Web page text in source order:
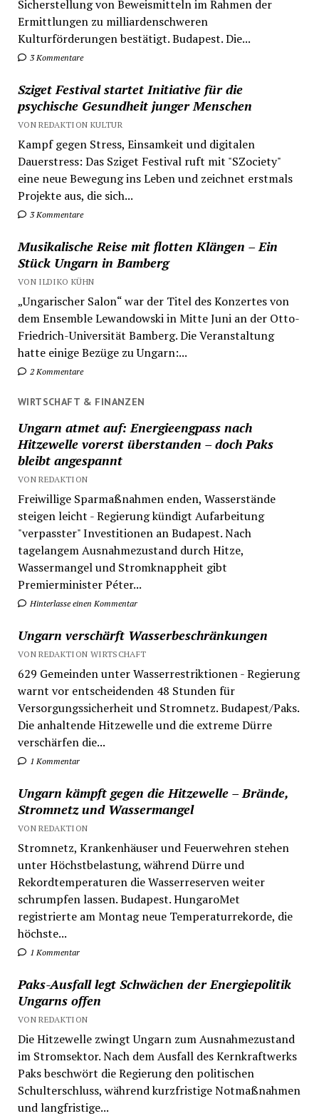
Sicherstellung von Beweismitteln im Rahmen der
Ermittlungen zu milliardenschweren
Kulturförderungen bestätigt. Budapest. Die...
3 Kommentare
Sziget Festival startet Initiative für die
psychische Gesundheit junger Menschen
VON REDAKTION KULTUR
Kampf gegen Stress, Einsamkeit und digitalen
Dauerstress: Das Sziget Festival ruft mit "SZociety"
eine neue Bewegung ins Leben und zeichnet erstmals
Projekte aus, die sich...
3 Kommentare
Musikalische Reise mit flotten Klängen – Ein
Stück Ungarn in Bamberg
VON ILDIKO KÜHN
„Ungarischer Salon“ war der Titel des Konzertes von
dem Ensemble Lewandowski in Mitte Juni an der Otto-
Friedrich-Universität Bamberg. Die Veranstaltung
hatte einige Bezüge zu Ungarn:...
2 Kommentare
WIRTSCHAFT & FINANZEN
Ungarn atmet auf: Energieengpass nach
Hitzewelle vorerst überstanden – doch Paks
bleibt angespannt
VON REDAKTION
Freiwillige Sparmaßnahmen enden, Wasserstände
steigen leicht - Regierung kündigt Aufarbeitung
"verpasster" Investitionen an Budapest. Nach
tagelangem Ausnahmezustand durch Hitze,
Wassermangel und Stromknappheit gibt
Premierminister Péter...
Hinterlasse einen Kommentar
Ungarn verschärft Wasserbeschränkungen
VON REDAKTION WIRTSCHAFT
629 Gemeinden unter Wasserrestriktionen - Regierung
warnt vor entscheidenden 48 Stunden für
Versorgungssicherheit und Stromnetz. Budapest/Paks.
Die anhaltende Hitzewelle und die extreme Dürre
verschärfen die...
1 Kommentar
Ungarn kämpft gegen die Hitzewelle – Brände,
Stromnetz und Wassermangel
VON REDAKTION
Stromnetz, Krankenhäuser und Feuerwehren stehen
unter Höchstbelastung, während Dürre und
Rekordtemperaturen die Wasserreserven weiter
schrumpfen lassen. Budapest. HungaroMet
registrierte am Montag neue Temperaturrekorde, die
höchste...
1 Kommentar
Paks-Ausfall legt Schwächen der Energiepolitik
Ungarns offen
VON REDAKTION
Die Hitzewelle zwingt Ungarn zum Ausnahmezustand
im Stromsektor. Nach dem Ausfall des Kernkraftwerks
Paks beschwört die Regierung den politischen
Schulterschluss, während kurzfristige Notmaßnahmen
und langfristige...